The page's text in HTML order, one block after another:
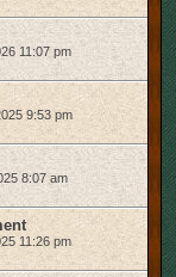
11:07 pm
9:53 pm
8:07 am
11:26 pm